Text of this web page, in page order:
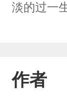
淡的过一
作者